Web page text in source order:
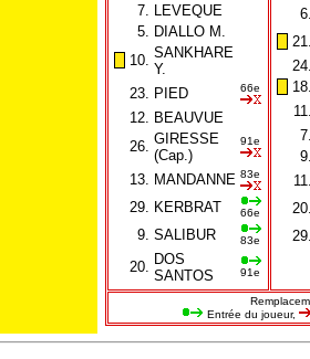
7.
LEVEQUE
5.
DIALLO M.
10. SANKHARE
Y.
23.
PIED 66e
12.
BEAUVUE
26. GIRESSE
(Cap.)
91e
13. MANDANNE 83e
29. KERBRAT 66e
9. SALIBUR 83e
20.
DOS
SANTOS
91e
Entrée du joueur,